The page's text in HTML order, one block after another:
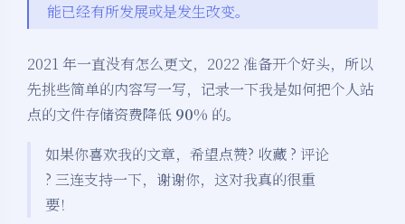
能已经有所发展或是发生改变。
2021 年一直没有怎么更文，2022 准备开个好头，所以
先挑些简单的内容写一写，记录一下我是如何把个人站
点的文件存储资费降低 90% 的。
如果你喜欢我的文章，希望点赞? 收藏 ? 评论
? 三连支持一下，谢谢你，这对我真的很重
要！